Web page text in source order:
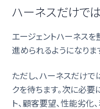
ハーネスだけで
エージェントハーネスを
進められるようになりま
ただし、ハーネスだけで
クを待ちます。次に必要
ト、顧客要望、性能劣化